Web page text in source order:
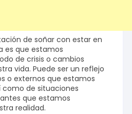
de soñar con estar en
es que estamos
de crisis o cambios
vida. Puede ser un reflejo
o externos que estamos
de situaciones
que estamos
realidad.